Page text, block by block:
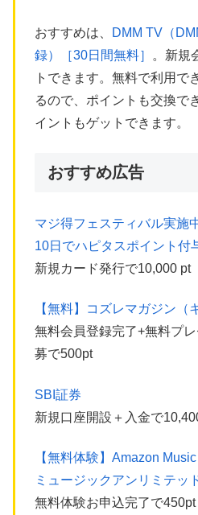
おすすめは、
DMM TV（
録）［30日間無料］
。新規
トできます。無料で利用で
るので、ポイントも交換で
イントもゲットできます。
おすすめ広告
マジ得フェスティバル実施
10日でハピタスポイント付
新規カード発行で10,000 pt
【無料】コズレマガジン（
無料会員登録完了+無料プ
募で500pt
SBI証券
新規口座開設＋入金で
【無料体験】Amazon
ミュージックアンリミテッ
無料体験お申込完了で450pt